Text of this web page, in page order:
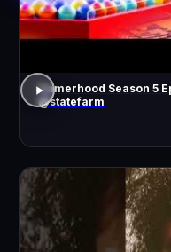
Gamerhood Season 5
@statefarm